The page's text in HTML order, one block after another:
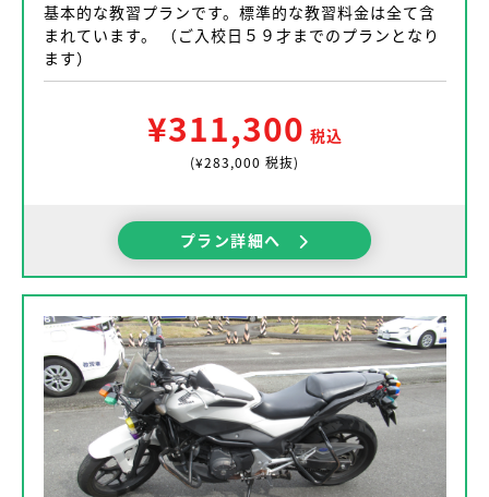
基本的な教習プランです。標準的な教習料金は全て含
まれています。 （ご入校日５９才までのプランとなり
ます）
¥311,300 税込
(¥283,000 税抜)
プラン詳細へ